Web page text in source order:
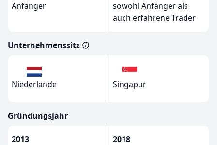
Anfänger
sowohl Anfänger als
auch erfahrene Trader
Unternehmenssitz
Niederlande Singapur
Gründungsjahr
2013 2018